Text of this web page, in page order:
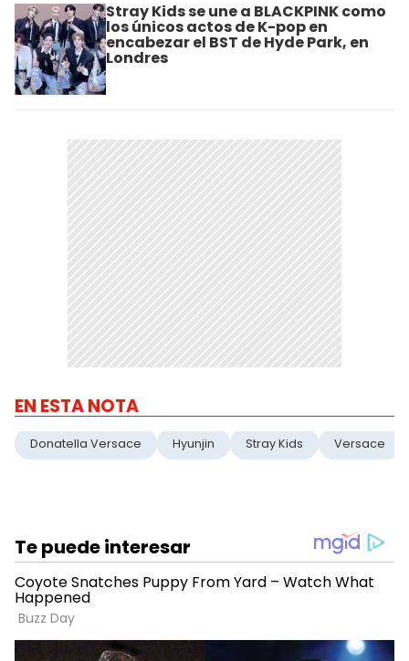
Stray Kids se une a BLACKPINK como
los únicos actos de K-pop en
encabezar el BST de Hyde Park, en
Londres
EN ESTA NOTA
Donatella Versace Hyunjin Stray Kids Versace